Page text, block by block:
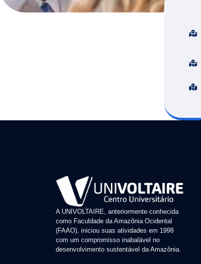
A UNIVOLTAIRE, anteriormente conhecida
como Faculdade da Amazônia Ocidental
(FAAO), iniciou suas atividades em 1998
com um compromisso inabalável no
desenvolvimento sustentável da Amazônia.